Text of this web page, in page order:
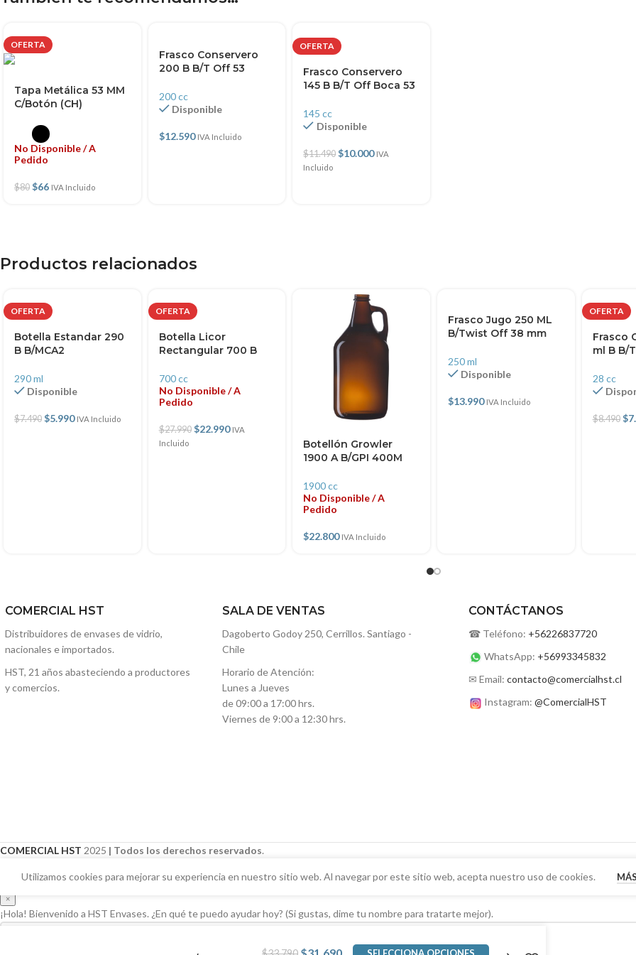
OFERTA
Tapa Metálica 53 MM
C/Botón (CH)
No Disponible / A
Pedido
$80 $66 IVA Incluido
Frasco Conservero
200 B B/T Off 53
200 cc
Disponible
$12.590 IVA Incluido
OFERTA
Frasco Conservero
145 B B/T Off Boca 53
145 cc
Disponible
$11.490 $10.000 IVA
Incluido
Productos relacionados
OFERTA
Botella Estandar 290
B B/MCA2
290 ml
Disponible
$7.490 $5.990 IVA Incluido
OFERTA
Botella Licor
Rectangular 700 B
700 cc
No Disponible / A
Pedido
$27.990 $22.990 IVA
Incluido
Botellón Growler
1900 A B/GPI 400M
1900 cc
No Disponible / A
Pedido
$22.800 IVA Incluido
Frasco Jugo 250 ML
B/Twist Off 38 mm
250 ml
Disponible
$13.990 IVA Incluido
OFERTA
Frasco
ml B B/
28 cc
$8.490 $
COMERCIAL HST
Distribuidores de envases de vidrio,
nacionales e importados.
HST, 21 años abasteciendo a productores
y comercios.
SALA DE VENTAS
Dagoberto Godoy 250, Cerrillos. Santiago -
Chile
Horario de Atención:
Lunes a Jueves
de 09:00 a 17:00 hrs.
Viernes de 9:00 a 12:30 hrs.
CONTÁCTANOS
☎ Teléfono: +56226837720
WhatsApp: +56993345832
✉ Email: contacto@comercialhst.cl
Instagram: @ComercialHST
COMERCIAL HST 2025 | Todos los derechos reservados.
Utilizamos cookies para mejorar su experiencia en nuestro sitio web. Al navegar por este sitio web, acepta nuestro uso de cookies.
×
¡Hola! Bienvenido a HST Envases. ¿En qué te puedo ayudar hoy? (Si gustas, dime tu nombre para tratarte mejor).